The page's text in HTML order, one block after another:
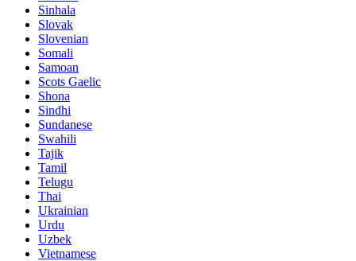
Sinhala
Slovak
Slovenian
Somali
Samoan
Scots Gaelic
Shona
Sindhi
Sundanese
Swahili
Tajik
Tamil
Telugu
Thai
Ukrainian
Urdu
Uzbek
Vietnamese